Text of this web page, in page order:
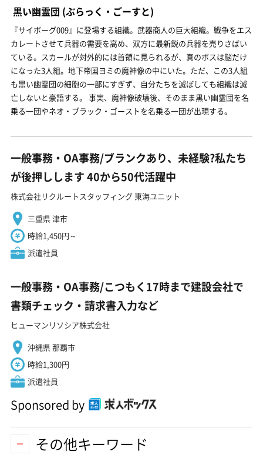
黒い幽霊団 (ぶらっく・ごーすと)
『サイボーグ009』に登場する組織。武器商人の巨大組織。戦争をエス
カレートさせて兵器の需要を高め、双方に最新鋭の兵器を売りさばい
ている。スカールが対外的には首領に見られるが、真のボスは脳だけ
になった3人組。地下帝国ヨミの魔神像の中にいた。ただ、この3人組
も黒い幽霊団の細胞の一部にすぎず、自分たちを滅ぼしても組織は滅
亡しないと豪語する。 事実、魔神像破壊後、そのまま黒い幽霊団を名
乗る一団やネオ・ブラック・ゴーストを名乗る一団が出現する。
一般事務・OA事務/ブランクあり、未経験?私たち
が後押しします 40から50代活躍中
株式会社リクルートスタッフィング 東海ユニット
三重県 津市
時給1,450円～
派遣社員
一般事務・OA事務/こつもく17時まで建設会社で
書類チェック・請求書入力など
ヒューマンリソシア株式会社
沖縄県 那覇市
時給1,300円
派遣社員
Sponsored by
その他キーワード